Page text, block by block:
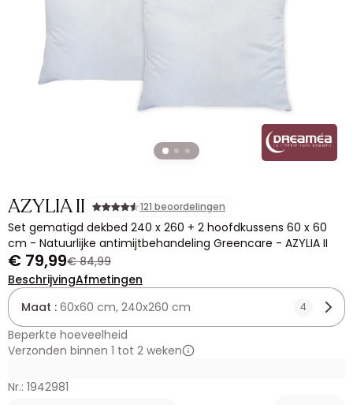
AZYLIA II 121 beoordelingen
Set gematigd dekbed 240 x 260 + 2 hoofdkussens 60 x 60
cm - Natuurlijke antimijtbehandeling Greencare - AZYLIA II
€ 79,99€ 84,99
BeschrijvingAfmetingen
Maat : 60x60 cm, 240x260 cm 4
Beperkte hoeveelheid
Verzonden binnen 1 tot 2 weken
Nr.: 1942981